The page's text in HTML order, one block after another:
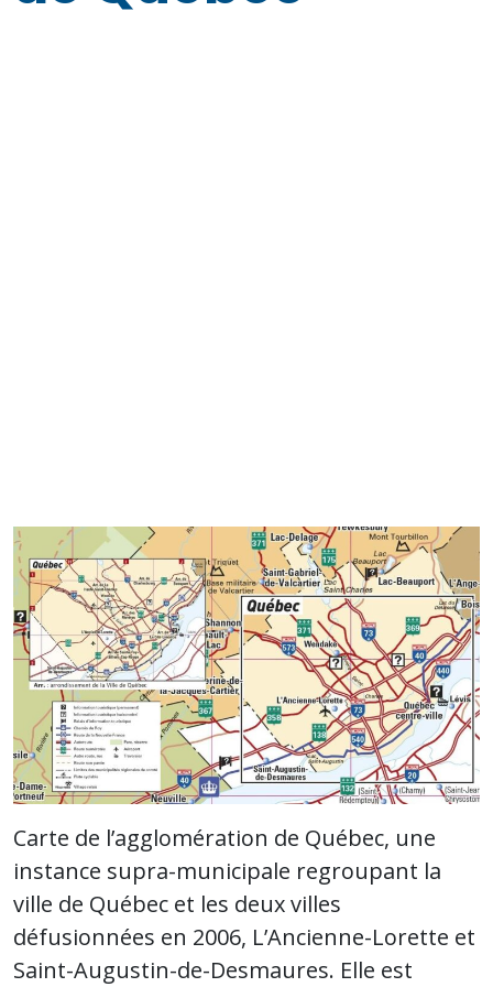
Carte de l’agglomération de Québec, une
instance supra-municipale regroupant la
ville de Québec et les deux villes
défusionnées en 2006, L’Ancienne-Lorette et
Saint-Augustin-de-Desmaures. Elle est